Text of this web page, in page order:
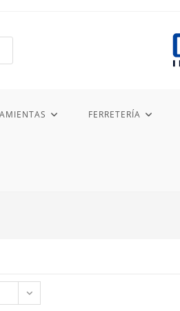
FERRETERÍA